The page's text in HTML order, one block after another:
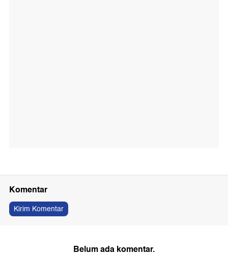
Komentar
Kirim Komentar
Belum ada komentar.